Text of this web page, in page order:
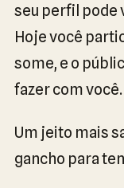
seu perfil pode
Hoje você
some, e o
fazer com você.
Um jeito mais
gancho para